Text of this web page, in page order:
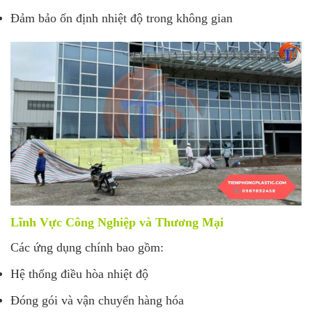
Đảm bảo ổn định nhiệt độ trong không gian
Lĩnh Vực Công Nghiệp và Thương Mại
Các ứng dụng chính bao gồm:
Hệ thống điều hòa nhiệt độ
Đóng gói và vận chuyển hàng hóa